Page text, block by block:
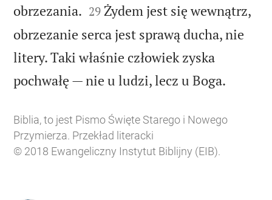
obrzezania. 

29 Żydem jest się wewnątrz,
obrzezanie serca jest sprawą ducha, nie
litery. Taki właśnie człowiek zyska
pochwałę — nie u ludzi, lecz u Boga.
Biblia, to jest Pismo Święte Starego i Nowego
Przymierza. Przekład literacki
© 2018 Ewangeliczny Instytut Biblijny (EIB).